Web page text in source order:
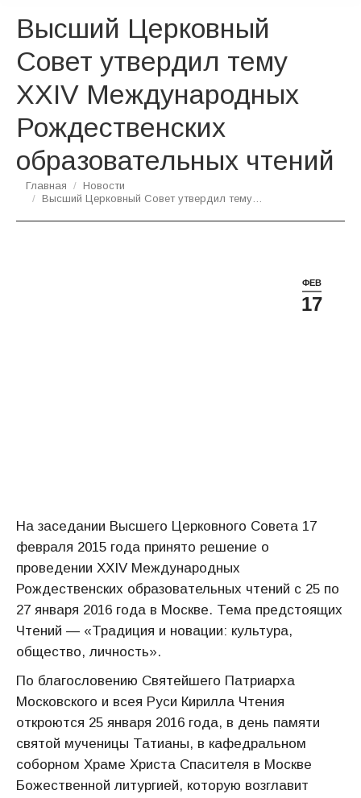
Высший Церковный
Совет утвердил тему
XXIV Международных
Рождественских
образовательных чтений
Вы здесь:
Главная
Новости
Высший Церковный Совет утвердил тему…
ФЕВ
17
На заседании Высшего Церковного Совета 17
февраля 2015 года принято решение о
проведении XXIV Международных
Рождественских образовательных чтений с 25 по
27 января 2016 года в Москве. Тема предстоящих
Чтений — «Традиция и новации: культура,
общество, личность».
По благословению Святейшего Патриарха
Московского и всея Руси Кирилла Чтения
откроются 25 января 2016 года, в день памяти
святой мученицы Татианы, в кафедральном
соборном Храме Христа Спасителя в Москве
Божественной литургией, которую возглавит